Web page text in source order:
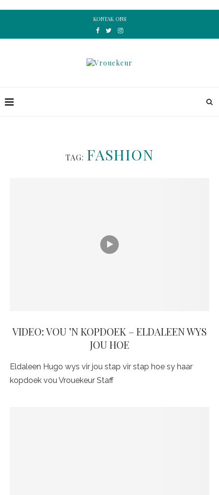
KONTAK ONS
TAG: FASHION
VIDEO: VOU ’N KOPDOEK – ELDALEEN WYS
JOU HOE
Eldaleen Hugo wys vir jou stap vir stap hoe sy haar
kopdoek vou Vrouekeur Staff